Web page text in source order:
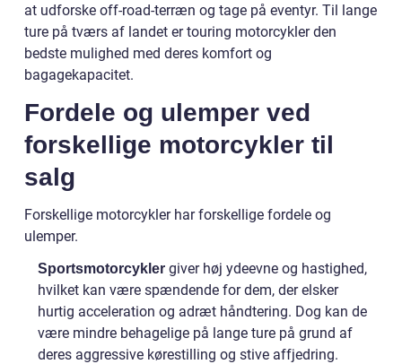
at udforske off-road-terræn og tage på eventyr. Til lange
ture på tværs af landet er touring motorcykler den
bedste mulighed med deres komfort og
bagagekapacitet.
Fordele og ulemper ved
forskellige motorcykler til
salg
Forskellige motorcykler har forskellige fordele og
ulemper.
Sportsmotorcykler giver høj ydeevne og hastighed,
hvilket kan være spændende for dem, der elsker
hurtig acceleration og adræt håndtering. Dog kan de
være mindre behagelige på lange ture på grund af
deres aggressive kørestilling og stive affjedring.